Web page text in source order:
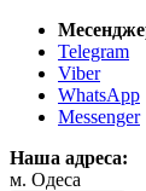
Telegram
Viber
WhatsApp
Messenger
Наша адреса:
м. Одеса